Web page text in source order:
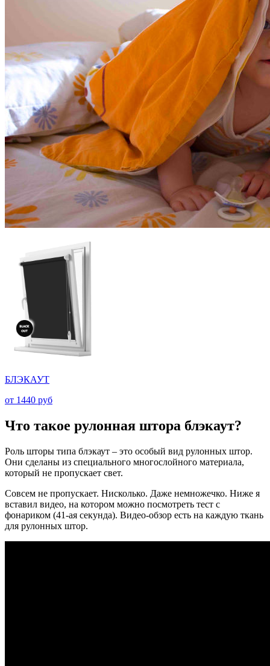
БЛЭКАУТ
от 1440 руб
Что такое рулонная штора блэкаут?
Роль шторы типа блэкаут – это особый вид рулонных штор.
Они сделаны из специального многослойного материала,
который не пропускает свет.
Совсем не пропускает. Нисколько. Даже немножечко. Ниже я
вставил видео, на котором можно посмотреть тест с
фонариком (41-ая секунда). Видео-обзор есть на каждую ткань
для рулонных штор.